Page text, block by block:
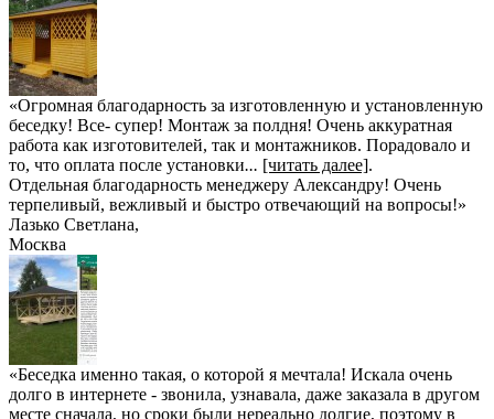
«Огромная благодарность за изготовленную и установленную
беседку! Все- супер! Монтаж за полдня! Очень аккуратная
работа как изготовителей, так и монтажников. Порадовало и
то, что оплата после установки... [читать далее].
Отдельная благодарность менеджеру Александру! Очень
терпеливый, вежливый и быстро отвечающий на вопросы!»
Лазько Светлана,
Москва
«Беседка именно такая, о которой я мечтала! Искала очень
долго в интернете - звонила, узнавала, даже заказала в другом
месте сначала, но сроки были нереально долгие, поэтому в